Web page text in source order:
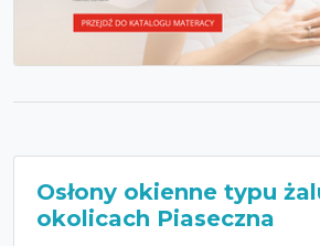
Osłony okienne typu
okolicach Piaseczna